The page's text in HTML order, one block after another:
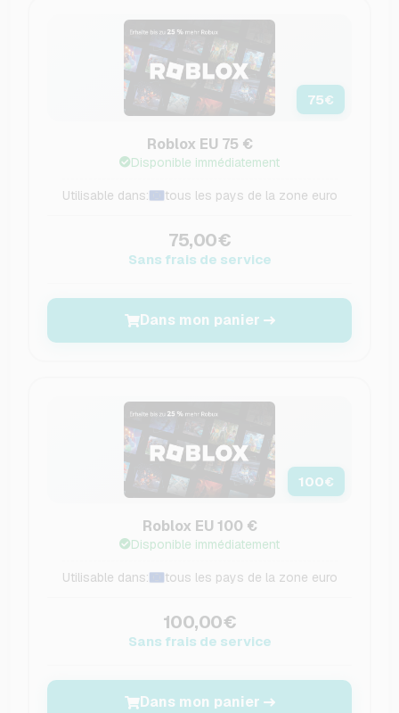
75€
Roblox EU 75 €
Disponible immédiatement
Utilisable dans: tous les pays de la zone euro
75,00€
Sans frais de service
Dans mon panier
100€
Roblox EU 100 €
Disponible immédiatement
Utilisable dans: tous les pays de la zone euro
100,00€
Sans frais de service
Dans mon panier